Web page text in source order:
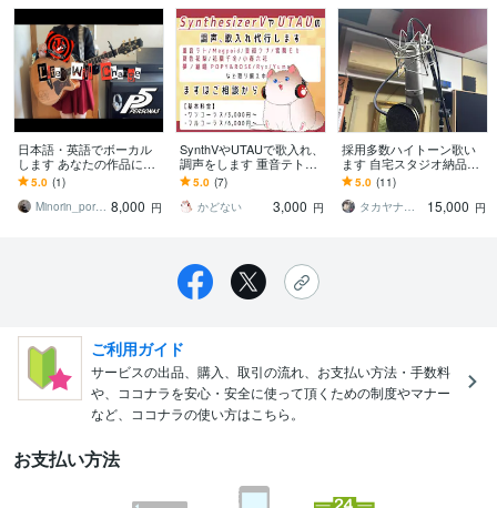
日本語・英語でボーカル
します あなたの作品に寄
り添う歌をご提供します
5.0 (1)
Minorin_portract 8,000 円
SynthVやUTAUで歌入れ、
調声をします 重音テト、
宮舞モカ、夏色花梨、花
隈千冬、音街ウナなどな
ど
5.0 (7)
かどない
3,000 円
採用多数ハイトーン歌い
ます 自宅スタジオ納品。
ボーカルチェイン不安な
方お任せください
5.0 (11)
タカヤナギコウ
15,000 円
ご利用ガイド
サービスの出品、購入、取引の流れ、お支払い方法・手数料
や、ココナラを安心・安全に使って頂くための制度やマナー
など、ココナラの使い方はこちら。
お支払い方法